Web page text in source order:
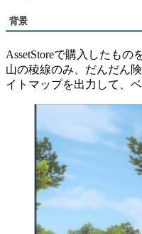
背景
AssetStoreで購入したもの
山の稜線のみ、だんだん
イトマップを出力して、